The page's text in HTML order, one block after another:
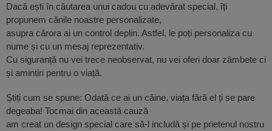
Dacă ești în căutarea unui cadou cu adevărat special, îți
propunem cănile noastre personalizate,
asupra cărora ai un control deplin. Astfel, le poți personaliza cu
nume și cu un mesaj reprezentativ.
Cu siguranță nu vei trece neobservat, nu vei oferi doar zâmbete ci
și amintiri pentru o viață.
Știți cum se spune: Odată ce ai un câine, viața fără el ți se pare
degeaba! Tocmai din această cauză
am creat un design special care să-l includă și pe prietenul nostru